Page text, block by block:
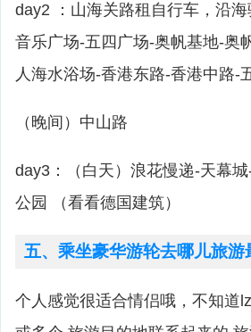
day2 ：山海关路租自行车，沿
音乐广场-五四广场-奥帆基地-奥
人海水浴场-香港东路-香港中路-
（晚间）中山路
day3：（白天）浪花慢递-天幕
公园 （看看德国建筑）
五、乘坐豪华游轮去哪儿旅游
个人感觉很适合情侣哦，不知道